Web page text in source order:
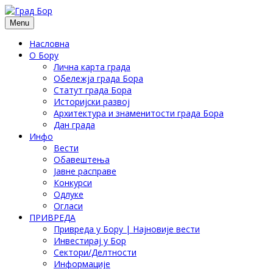
Menu
Насловна
О Бору
Лична карта града
Обележја града Бора
Статут града Бора
Историјски развој
Архитектура и знаменитости града Бора
Дан града
Инфо
Вести
Обавештења
Јавне расправе
Конкурси
Одлуке
Огласи
ПРИВРЕДА
Привреда у Бору | Најновије вести
Инвестирај у Бор
Сектори/Делтности
Информације